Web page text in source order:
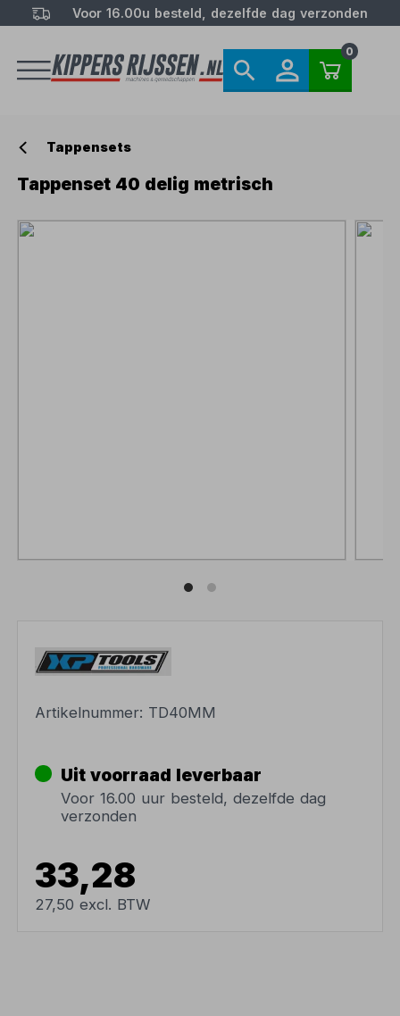
Voor 16.00u besteld, dezelfde dag verzonden
0
Tappensets
Tappenset 40 delig metrisch
Artikelnummer: TD40MM
Uit voorraad leverbaar
Voor 16.00 uur besteld, dezelfde dag
verzonden
33,28
27,50 excl. BTW